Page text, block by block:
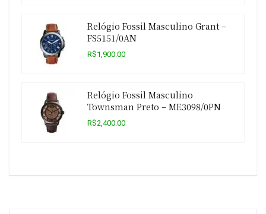
Relógio Fossil Masculino Grant –
FS5151/0AN
R$1,900.00
Relógio Fossil Masculino
Townsman Preto – ME3098/0PN
R$2,400.00